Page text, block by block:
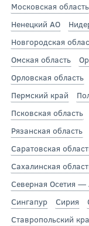
Московская область
Ненецкий АО
Новгородская
Омская область
Орловская область
Пермский край
Псковская область
Рязанская область
Саратовская
Сахалинская
Северная Осетия —
Сингапур
Сирия
Ставропольский